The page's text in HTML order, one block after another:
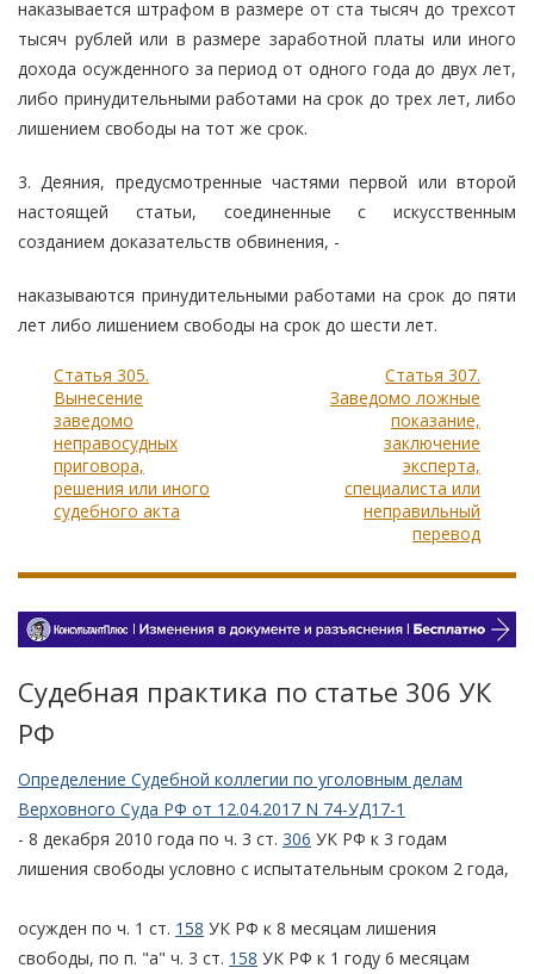
наказывается штрафом в размере от ста тысяч до трехсот
тысяч рублей или в размере заработной платы или иного
дохода осужденного за период от одного года до двух лет,
либо принудительными работами на срок до трех лет, либо
лишением свободы на тот же срок.
3. Деяния, предусмотренные частями первой или второй
настоящей статьи, соединенные с искусственным
созданием доказательств обвинения, -
наказываются принудительными работами на срок до пяти
лет либо лишением свободы на срок до шести лет.
Статья 305.
Вынесение
заведомо
неправосудных
приговора,
решения или иного
судебного акта
Статья 307.
Заведомо ложные
показание,
заключение
эксперта,
специалиста или
неправильный
перевод
Судебная практика по статье 306 УК
РФ
Определение Судебной коллегии по уголовным делам
Верховного Суда РФ от 12.04.2017 N 74-УД17-1
- 8 декабря 2010 года по ч. 3 ст. 306 УК РФ к 3 годам
лишения свободы условно с испытательным сроком 2 года,
осужден по ч. 1 ст. 158 УК РФ к 8 месяцам лишения
свободы, по п. "а" ч. 3 ст. 158 УК РФ к 1 году 6 месяцам